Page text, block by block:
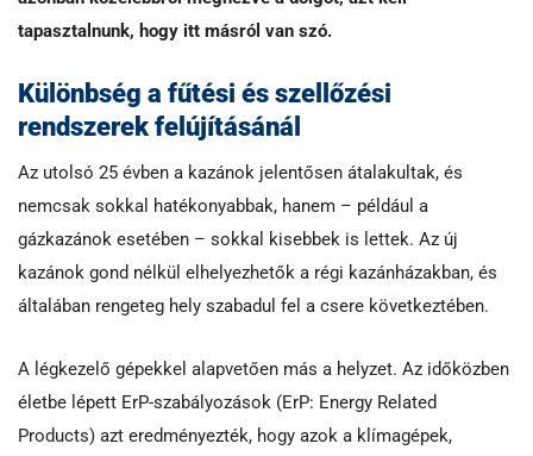
tapasztalnunk, hogy itt másról van szó.
Különbség a fűtési és szellőzési
rendszerek felújításánál
Az utolsó 25 évben a kazánok jelentősen átalakultak, és
nemcsak sokkal hatékonyabbak, hanem – például a
gázkazánok esetében – sokkal kisebbek is lettek. Az új
kazánok gond nélkül elhelyezhetők a régi kazánházakban, és
általában rengeteg hely szabadul fel a csere következtében.
A légkezelő gépekkel alapvetően más a helyzet. Az időközben
életbe lépett ErP-szabályozások (ErP: Energy Related
Products) azt eredményezték, hogy azok a klímagépek,